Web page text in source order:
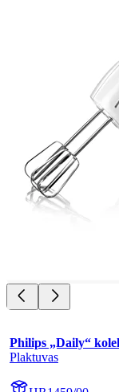
Philips „Daily“
Plaktuvas